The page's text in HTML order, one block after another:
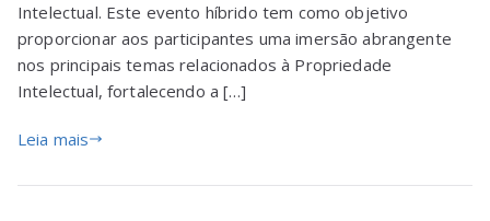
Intelectual. Este evento híbrido tem como objetivo
proporcionar aos participantes uma imersão abrangente
nos principais temas relacionados à Propriedade
Intelectual, fortalecendo a […]
Leia mais